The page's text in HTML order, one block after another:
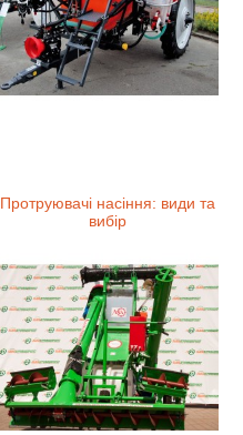
Протруювачі насіння: види та
вибір